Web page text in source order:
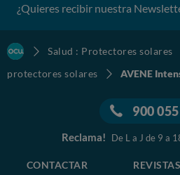
¿Quieres recibir nuestra
Salud : Protectores solares
protectores solares
AVENE
900
Reclama! De L a J de 9 a
CONTACTAR REVISTAS